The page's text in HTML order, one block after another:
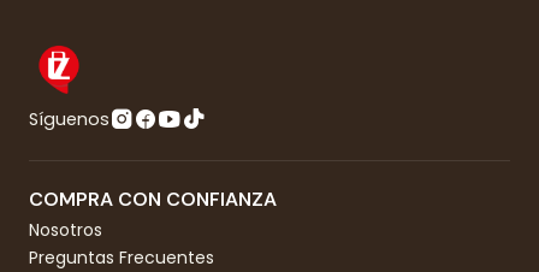
Síguenos
COMPRA CON CONFIANZA
Nosotros
Preguntas Frecuentes